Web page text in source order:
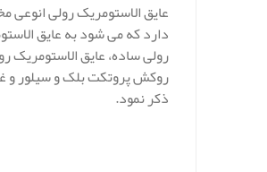
عایق الاستومریک رولی انوعی
دارد که می شود به عایق
رولی ساده، عایق الاستومریک
روکش پروتکت بلک و سیلور و
ذکر نمود.